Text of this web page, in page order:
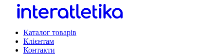
Каталог товарів
Клієнтам
Контакти